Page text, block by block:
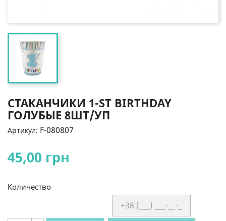
СТАКАНЧИКИ 1-ST BIRTHDAY
ГОЛУБЫЕ 8ШТ/УП
Артикул: F-080807
45,00 грн
Количество